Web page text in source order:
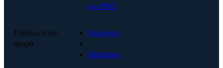
και PMO
Είσοδος στην
αγορά
Πωλήσεις
·
Marketing